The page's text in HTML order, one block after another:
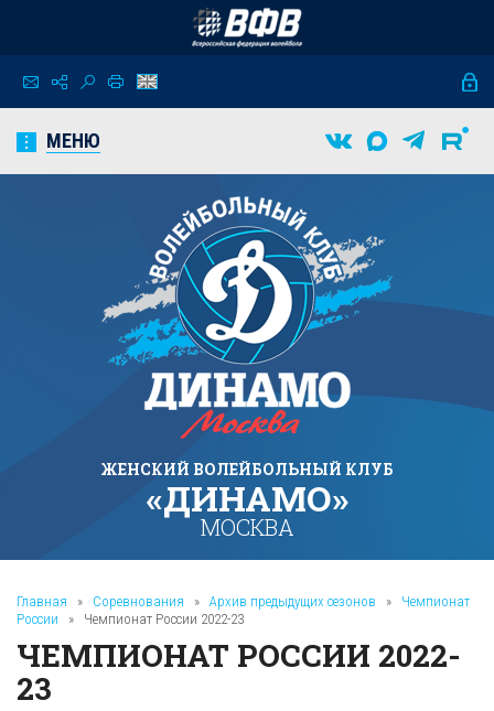
МЕНЮ
ЖЕНСКИЙ ВОЛЕЙБОЛЬНЫЙ КЛУБ
«ДИНАМО»
МОСКВА
Главная » Соревнования » Архив предыдущих сезонов »
Чемпионат
России
» Чемпионат России 2022-23
ЧЕМПИОНАТ РОССИИ 2022-
23